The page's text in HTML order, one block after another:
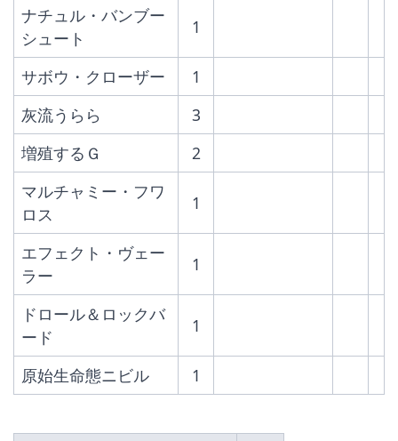
ナチュル・バンブー
シュート
1
サボウ・クローザー
1
灰流うらら
3
増殖するＧ
2
マルチャミー・フワ
ロス
1
エフェクト・ヴェー
ラー
1
ドロール＆ロックバ
ード
1
原始生命態ニビル 1